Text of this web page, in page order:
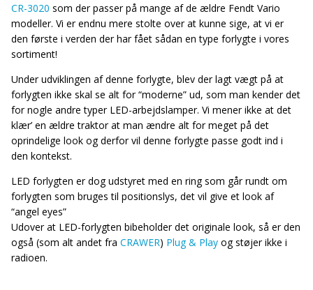
CR-3020 som der passer på mange af de ældre Fendt Vario
modeller. Vi er endnu mere stolte over at kunne sige, at vi er
den første i verden der har fået sådan en type forlygte i vores
sortiment!
Under udviklingen af denne forlygte, blev der lagt vægt på at
forlygten ikke skal se alt for “moderne” ud, som man kender det
for nogle andre typer LED-arbejdslamper. Vi mener ikke at det
klær’ en ældre traktor at man ændre alt for meget på det
oprindelige look og derfor vil denne forlygte passe godt ind i
den kontekst.
LED forlygten er dog udstyret med en ring som går rundt om
forlygten som bruges til positionslys, det vil give et look af
“angel eyes”
Udover at LED-forlygten bibeholder det originale look, så er den
også (som alt andet fra CRAWER) Plug & Play og støjer ikke i
radioen.